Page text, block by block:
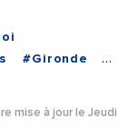
#Gironde
mise à jour le Jeudi